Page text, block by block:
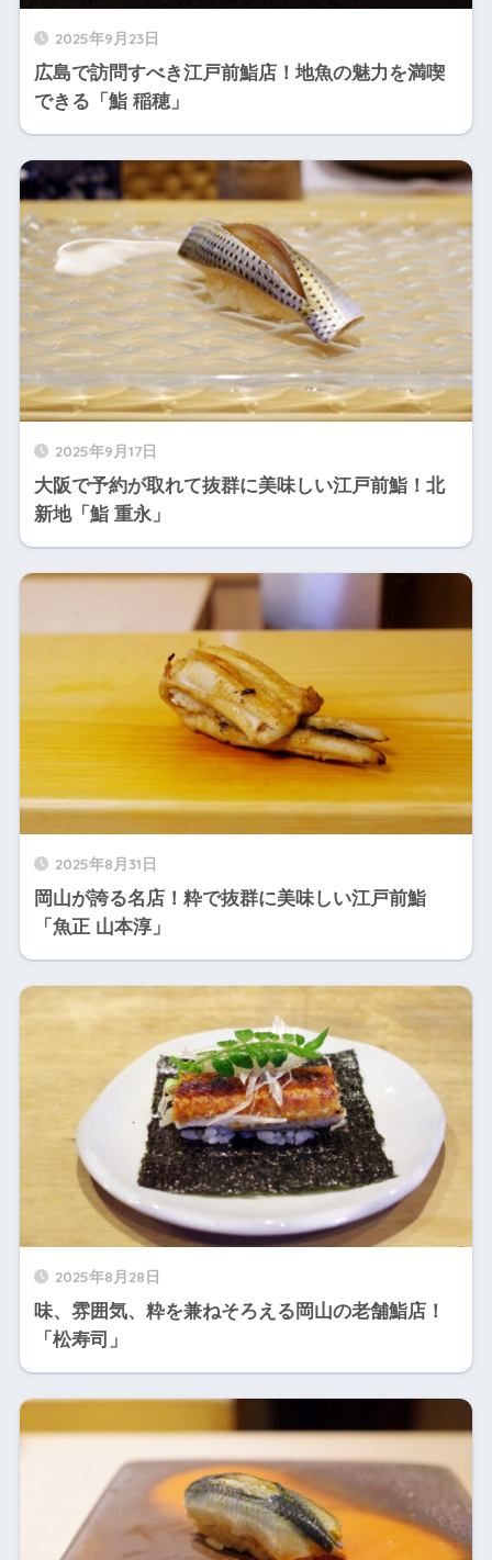
2025年9月23日
広島で訪問すべき江戸前鮨店！地魚の魅力を満喫
できる「鮨 稲穂」
2025年9月17日
大阪で予約が取れて抜群に美味しい江戸前鮨！北
新地「鮨 重永」
2025年8月31日
岡山が誇る名店！粋で抜群に美味しい江戸前鮨
「魚正 山本淳」
2025年8月28日
味、雰囲気、粋を兼ねそろえる岡山の老舗鮨店！
「松寿司」